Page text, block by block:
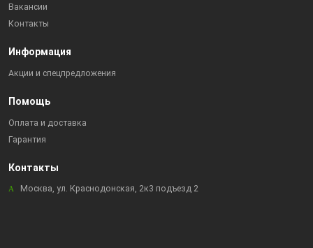
Вакансии
Контакты
Информация
Акции и спецпредложения
Помощь
Оплата и доставка
Гарантия
Контакты
Москва, ул. Краснодонская, 2к3 подъезд 2